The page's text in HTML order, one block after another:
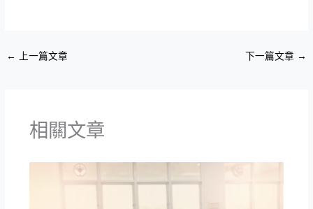
← 上一篇文章 下一篇文章 →
相關文章